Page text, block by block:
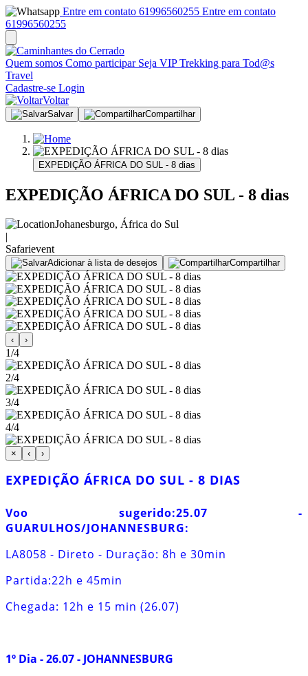
Entre em contato 61996560255 Entre em contato
61996560255
Quem somos Como participarSeja VIPTrekking para Tod@s
Travel
Cadastre-se Login
Voltar
Salvar Compartilhar
EXPEDIÇÃO ÁFRICA DO SUL - 8 dias
EXPEDIÇÃO ÁFRICA DO SUL - 8 dias
Johanesburgo, África do Sul
|
Safarievent
Adicionar à lista de desejos Compartilhar
‹ ›
1/4
2/4
3/4
4/4
× ‹ ›
EXPEDIÇÃO ÁFRICA DO SUL - 8 DIAS
Voo sugerido:25.07 -
GUARULHOS/JOHANNESBURG:
LA8058 - Direto - Duração: 8h e 30min
Partida:22h e 45min
Chegada: 12h e 15 min (26.07)
1º Dia - 26.07 - JOHANNESBURG